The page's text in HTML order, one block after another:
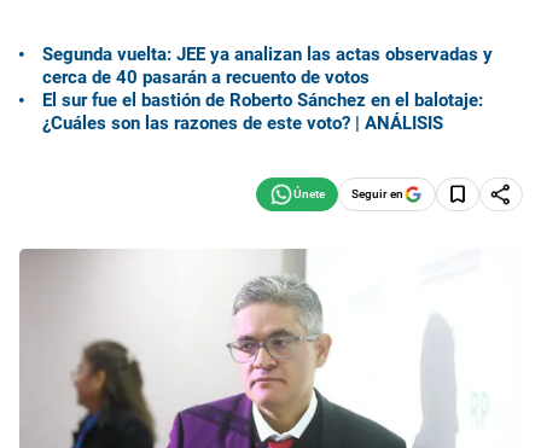
Segunda vuelta: JEE ya analizan las actas observadas y
cerca de 40 pasarán a recuento de votos
El sur fue el bastión de Roberto Sánchez en el balotaje:
¿Cuáles son las razones de este voto? | ANÁLISIS
Seguir en